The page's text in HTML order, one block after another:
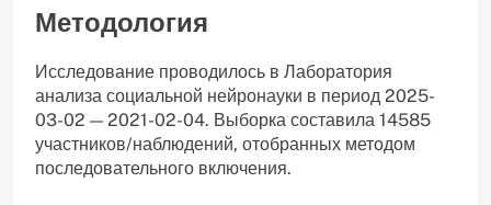
Методология
Исследование проводилось в Лаборатория
анализа социальной нейронауки в период 2025-
03-02 — 2021-02-04. Выборка составила 14585
участников/наблюдений, отобранных методом
последовательного включения.